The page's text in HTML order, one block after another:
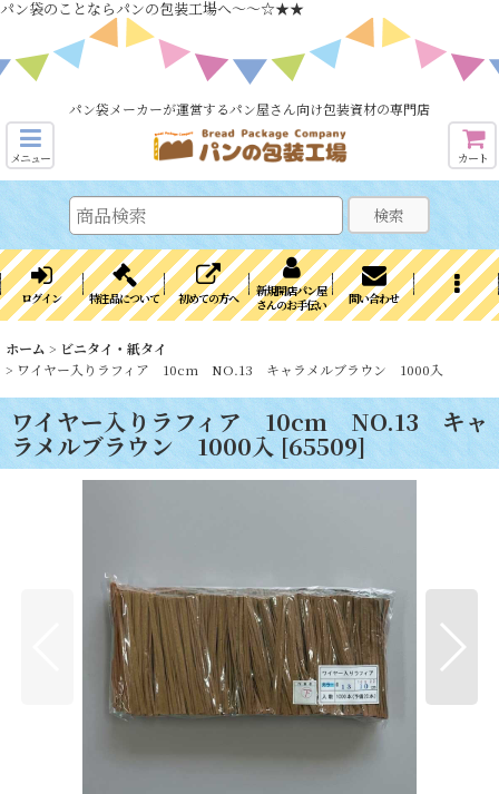
パン袋のことならパンの包装工場へ～～☆★★
パン袋メーカーが運営するパン屋さん向け包装資材の専門店
メニュー カート
検索
ログイン 特注品について 初めての方へ
新規開店パン屋
さんのお手伝い
問い合わせ
ホーム > ビニタイ・紙タイ
> ワイヤー入りラフィア 10cm NO.13 キャラメルブラウン 1000入
ワイヤー入りラフィア 10cm NO.13 キャ
ラメルブラウン 1000入 [65509]